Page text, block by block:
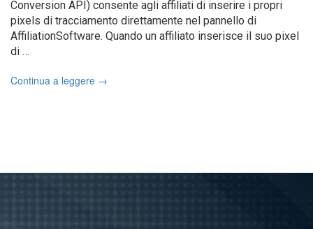
Conversion API) consente agli affiliati di inserire i propri
pixels di tracciamento direttamente nel pannello di
AffiliationSoftware. Quando un affiliato inserisce il suo pixel
di …
Continua a leggere →